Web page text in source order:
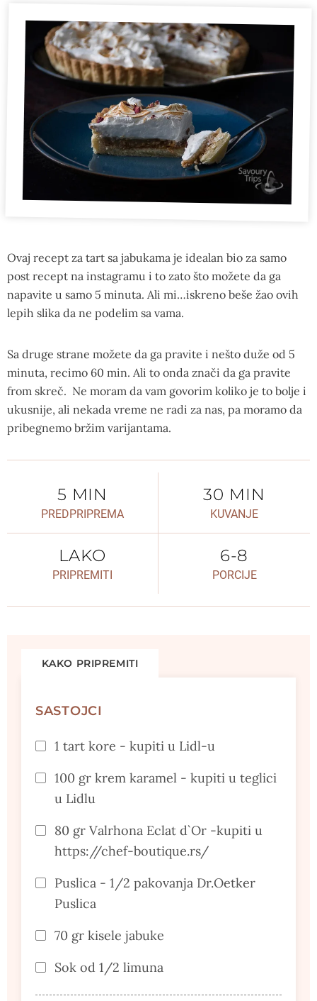
Ovaj recept za tart sa jabukama je idealan bio za samo
post recept na instagramu i to zato što možete da ga
napavite u samo 5 minuta. Ali mi…iskreno beše žao ovih
lepih slika da ne podelim sa vama.
Sa druge strane možete da ga pravite i nešto duže od 5
minuta, recimo 60 min. Ali to onda znači da ga pravite
from skreč. Ne moram da vam govorim koliko je to bolje i
ukusnije, ali nekada vreme ne radi za nas, pa moramo da
pribegnemo bržim varijantama.
5 MIN
PREDPRIPREMA
30 MIN
KUVANJE
LAKO
PRIPREMITI
6-8
PORCIJE
KAKO PRIPREMITI
SASTOJCI
1 tart kore - kupiti u Lidl-u
100 gr krem karamel - kupiti u teglici
u Lidlu
80 gr Valrhona Eclat d`Or -kupiti u
https://chef-boutique.rs/
Puslica - 1/2 pakovanja Dr.Oetker
Puslica
70 gr kisele jabuke
Sok od 1/2 limuna